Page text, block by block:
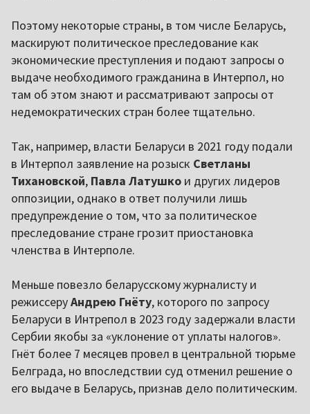
Поэтому некоторые страны, в том числе Беларусь,
маскируют политическое преследование как
экономические преступления и подают запросы о
выдаче необходимого гражданина в Интерпол, но
там об этом знают и рассматривают запросы от
недемократических стран более тщательно.
Так, например, власти Беларуси в 2021 году подали
в Интерпол заявление на розыск Светланы
Тихановской, Павла Латушко и других лидеров
оппозиции, однако в ответ получили лишь
предупреждение о том, что за политическое
преследование стране грозит приостановка
членства в Интерполе.
Меньше повезло беларусскому журналисту и
режиссеруАндрею Гнёту, которого по запросу
Беларуси в Интрепол в 2023 году задержали власти
Сербии якобы за «уклонение от уплаты налогов».
Гнёт более 7 месяцев провел в центральной тюрьме
Белграда, но впоследствии суд отменил решение о
его выдаче в Беларусь, признав дело политическим.